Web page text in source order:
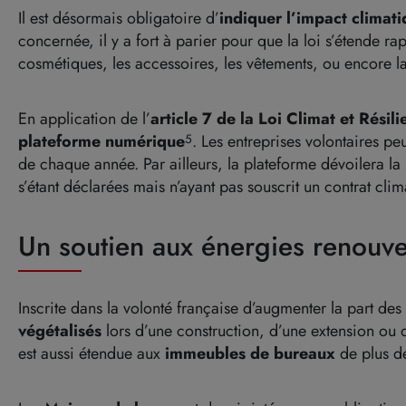
Il est désormais obligatoire d’indiquer l’impact
concernée, il y a fort à parier pour que la loi s’étende
cosmétiques, les accessoires, les vêtements, ou encore
En application de l’article 7 de la Loi Climat et
plateforme numérique5. Les entreprises volontaires
de chaque année. Par ailleurs, la plateforme dévoilera la
s’étant déclarées mais n’ayant pas souscrit un contrat
Un soutien aux énergies
Inscrite dans la volonté française d’augmenter la part
végétalisés lors d’une construction, d’une extension
est aussi étendue aux immeubles de bureaux de plus